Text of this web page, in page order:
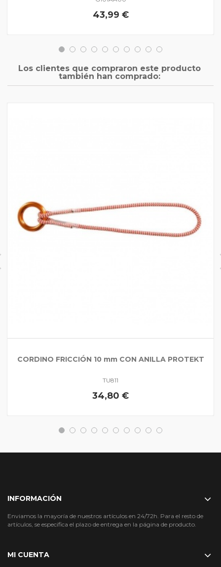
43,99 €
Los clientes que compraron este producto
también han comprado:
CORDINO FRICCIÓN 10 mm CON ANILLA PROTEKT
TU811
34,80 €
INFORMACIÓN
Enviamos la mayoría de nuestros artículos en 24/72h. Para el resto de
artículos, se especifica el plazo de entrega en la página de producto.
MI CUENTA